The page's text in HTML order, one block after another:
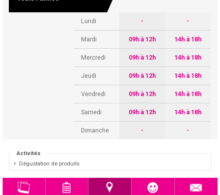
Lundi - -
Mardi 09h à 12h 14h à 18h
Mercredi 09h à 12h 14h à 18h
Jeudi 09h à 12h 14h à 18h
Vendredi 09h à 12h 14h à 18h
Samedi 09h à 12h 14h à 18h
Dimanche - -
Activités
Dégustation de produits